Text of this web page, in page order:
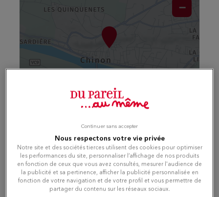
Horaires d'ouverture
Lundi Fermé
Mardi 10:00 - 12:3014:00 - 18:30
−
Leaflet
Naviguer Itinéraire
Nous respectons votre vie privée
Notre site et des sociétés tierces utilisent des cookies pour optimiser
les performances du site, personnaliser l’affichage de nos produits
en fonction de ceux que vous avez consultés, mesurer l'audience de
la publicité et sa pertinence, afficher la publicité personnalisée en
fonction de votre navigation et de votre profil et vous permettre de
partager du contenu sur les réseaux sociaux.
Continuer sans accepter